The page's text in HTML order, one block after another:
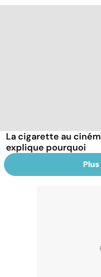
La cigarette au
explique pourquoi